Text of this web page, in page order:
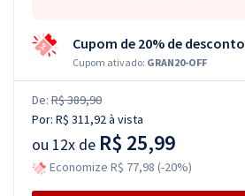
Cupom de 20% de desconto
Cupom ativado: GRAN20-OFF
De: R$ 389,90
Por: R$ 311,92à vista
ou 12x de R$ 25,99
Economize R$ 77,98 (-20%)